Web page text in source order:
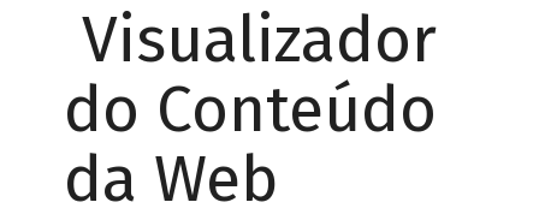
Visualizador
do Conteúdo
da Web